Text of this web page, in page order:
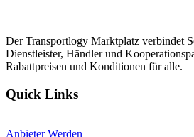
Der Transportlogy Marktplatz verbindet
Dienstleister, Händler und
Rabattpreisen und Konditionen für alle.
Quick Links
Anbieter Werden